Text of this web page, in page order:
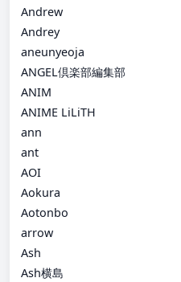
Andrew
Andrey
aneunyeoja
ANGEL倶楽部編集部
ANIM
ANIME LiLiTH
ann
ant
AOI
Aokura
Aotonbo
arrow
Ash
Ash横島